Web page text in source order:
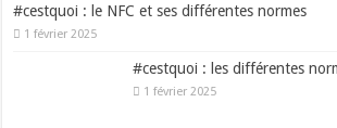
#cestquoi : le NFC et ses différentes normes
1 février 2025
#cestquoi : les différentes
1 février 2025